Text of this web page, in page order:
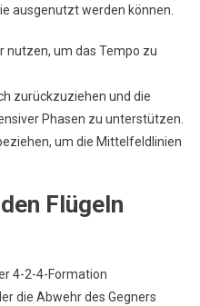
ausgenutzt werden können.
nutzen, um das Tempo zu
zurückzuziehen und die
Phasen zu unterstützen.
um die Mittelfeldlinien
Flügeln
4-2-4-Formation
die Abwehr des Gegners